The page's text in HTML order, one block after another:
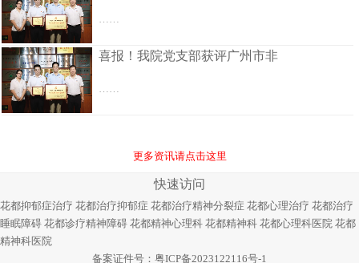
……
喜报！我院党支部获评广州市非
……
更多资讯请点击这里
快速访问
花都抑郁症治疗 花都治疗抑郁症 花都治疗精神分裂症 花都心理治疗 花都治疗
睡眠障碍 花都诊疗精神障碍 花都精神心理科 花都精神科 花都心理科医院 花都
精神科医院
备案证件号： 粤ICP备2023122116号-1